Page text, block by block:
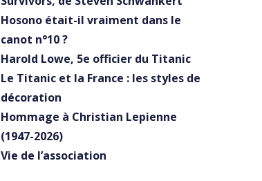
Hosono était-il vraiment dans le
canot n°10 ?
Harold Lowe, 5e officier du Titanic
Le Titanic et la France : les styles de
décoration
Hommage à Christian Lepienne
(1947-2026)
Vie de l’association